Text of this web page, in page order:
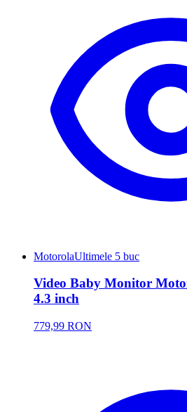
MotorolaUltimele 5 buc
Video Baby Monitor
4.3 inch
779,99 RON